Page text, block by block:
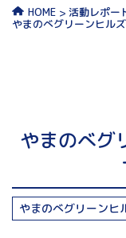
HOME
活動レポー
やまのべグリーンヒ
やまのべ
やまのべグリーンヒ